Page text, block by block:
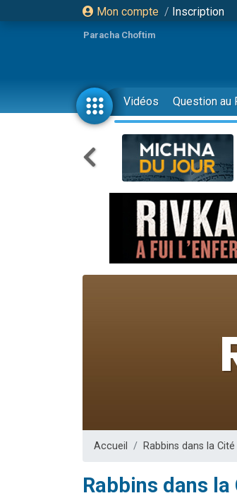
Mon compte / Inscription
Paracha Choftim
Vidéos Question au
Accueil Rabbins dans la Cité
Rabbins dans